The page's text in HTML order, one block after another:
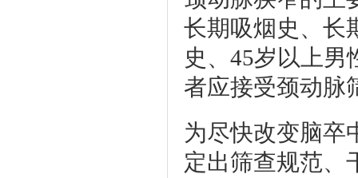
长期吸烟史、长
史、45岁以上
者应接受颈动脉
为尽快改变脑卒
定出筛查规范、